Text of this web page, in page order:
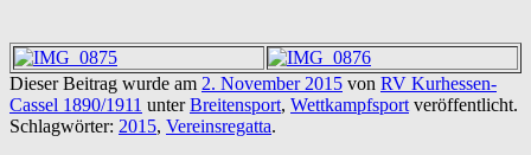
Dieser Beitrag wurde am 2. November 2015 von RV Kurhessen-
Cassel 1890/1911 unterBreitensport, Wettkampfsport veröffentlicht.
Schlagwörter: 2015, Vereinsregatta.